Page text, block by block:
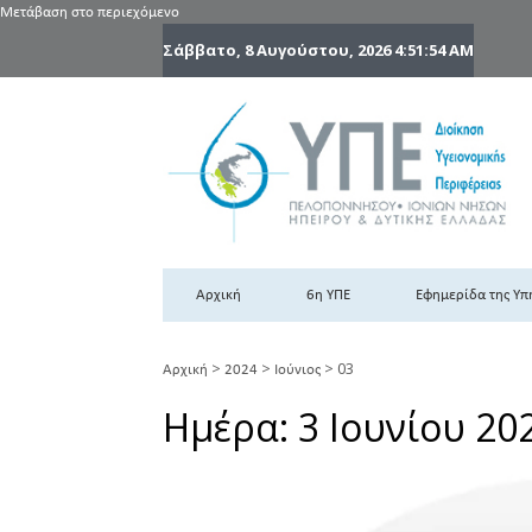
Μετάβαση στο περιεχόμενο
Σάββατο, 8 Αυγούστου, 20264:51:55 AM
Αρχική 6η ΥΠΕ Εφημερίδα της
Αρχική > 2024 > Ιούνιος > 03
Ημέρα: 3 Ιουνίου